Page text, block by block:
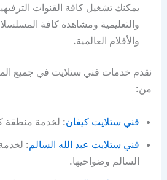
يمكنك تشغيل كافة القنوات
والتعليمية ومشاهدة كافة
والأفلام العالمية.
نقدم خدمات فني ستلايت في جميع
من:
فني ستلايت كيفان: لخدمة منطقة
فني ستلايت عبد الله السالم:
السالم وضواحيها.